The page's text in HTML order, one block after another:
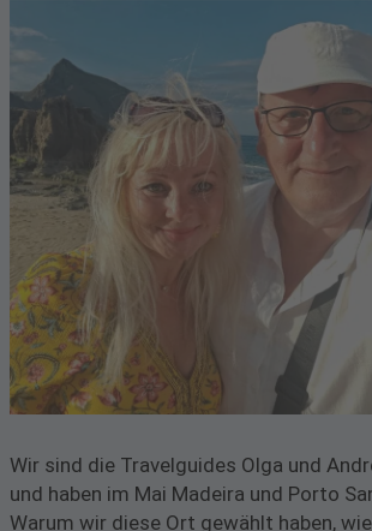
Wir sind die Travelguides Olga und
und haben im Mai Madeira und Porto
Warum wir diese Ort gewählt haben,